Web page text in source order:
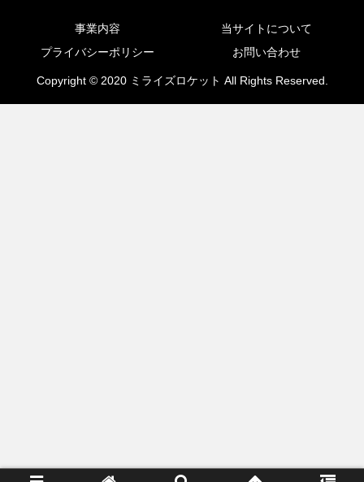
事業内容
当サイトについて
プライバシーポリシー
お問い合わせ
Copyright © 2020 ミライズロケット All Rights Reserved.